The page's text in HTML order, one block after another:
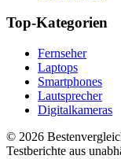
Top-Kategorien
Fernseher
Laptops
Smartphones
Lautsprecher
Digitalkameras
© 2026
Testberichte aus